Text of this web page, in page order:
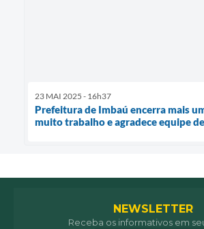
23 MAI 2025 - 16h37
Prefeitura de Imbaú encerra mais
muito trabalho e agradece equipe
NEWSLETTER
Receba os informativos em